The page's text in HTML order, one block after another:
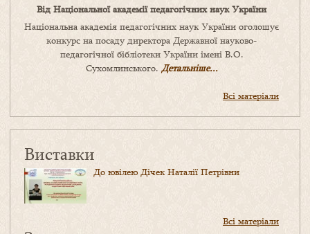
Від Національної академії педагогічних наук України
Національна академія педагогічних наук України оголошує
конкурс на посаду директора Державної науково-
педагогічної бібліотеки України імені В.О.
Сухомлинського. Детальніше...
Всі матеріали
Виставки
До ювілею Дічек Наталії Петрівни
Всі матеріали